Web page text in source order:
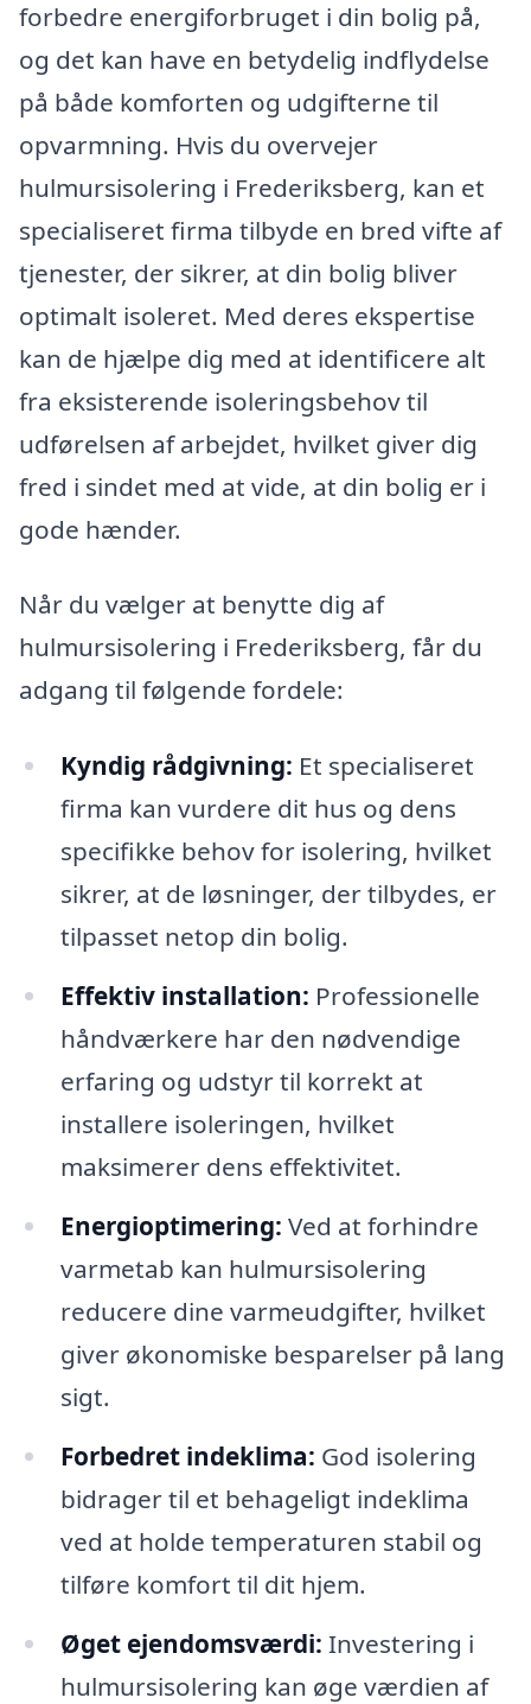
forbedre energiforbruget i din bolig på,
og det kan have en betydelig indflydelse
på både komforten og udgifterne til
opvarmning. Hvis du overvejer
hulmursisolering i Frederiksberg, kan et
specialiseret firma tilbyde en bred vifte af
tjenester, der sikrer, at din bolig bliver
optimalt isoleret. Med deres ekspertise
kan de hjælpe dig med at identificere alt
fra eksisterende isoleringsbehov til
udførelsen af arbejdet, hvilket giver dig
fred i sindet med at vide, at din bolig er i
gode hænder.
Når du vælger at benytte dig af
hulmursisolering i Frederiksberg, får du
adgang til følgende fordele:
Kyndig rådgivning: Et specialiseret
firma kan vurdere dit hus og dens
specifikke behov for isolering, hvilket
sikrer, at de løsninger, der tilbydes, er
tilpasset netop din bolig.
Effektiv installation: Professionelle
håndværkere har den nødvendige
erfaring og udstyr til korrekt at
installere isoleringen, hvilket
maksimerer dens effektivitet.
Energioptimering: Ved at forhindre
varmetab kan hulmursisolering
reducere dine varmeudgifter, hvilket
giver økonomiske besparelser på lang
sigt.
Forbedret indeklima: God isolering
bidrager til et behageligt indeklima
ved at holde temperaturen stabil og
tilføre komfort til dit hjem.
Øget ejendomsværdi: Investering i
hulmursisolering kan øge værdien af